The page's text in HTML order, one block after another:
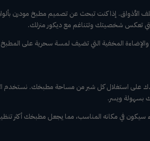
إذا كنت تبحث عن تصميم مطبخ مودرن
التي تعكس شخصيتك وتتناغم مع ديكور منزلك.
والإضاءة المخفية التي تضيف لمسة سحرية على
على استغلال كل شبر من مساحة مطبخك. نستخدم
بسهولة ويسر.
سيكون في مكانه المناسب، مما يجعل مطبخك أكثر